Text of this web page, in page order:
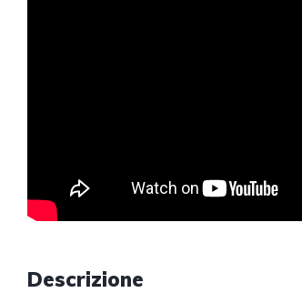
Descrizione